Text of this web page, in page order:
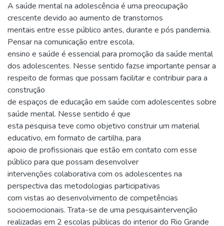
A saúde mental na adolescência é uma preocupação
crescente devido ao aumento de transtornos
mentais entre esse público antes, durante e pós pandemia.
Pensar na comunicação entre escola,
ensino e saúde é essencial para promoção da saúde mental
dos adolescentes. Nesse sentido fazse importante pensar a
respeito de formas que possam facilitar e contribuir para a
construção
de espaços de educação em saúde com adolescentes sobre
saúde mental. Nesse sentido é que
esta pesquisa teve como objetivo construir um material
educativo, em formato de cartilha, para
apoio de profissionais que estão em contato com esse
público para que possam desenvolver
intervenções colaborativa com os adolescentes na
perspectiva das metodologias participativas
com vistas ao desenvolvimento de competências
socioemocionais. Trata-se de uma pesquisaintervenção
realizadas em 2 escolas públicas do interior do Rio Grande